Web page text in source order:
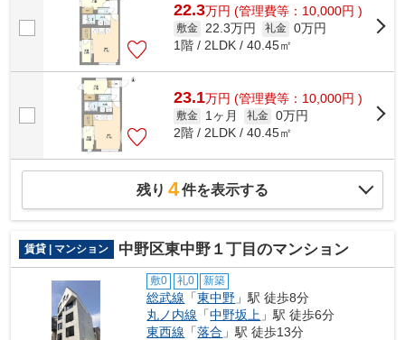
22.3万円 (管理費等：10,000円 )
敷金 22.3万円 礼金 0万円
1階 / 2LDK / 40.45㎡
23.1万円 (管理費等：10,000円 )
敷金 1ヶ月 礼金 0万円
2階 / 2LDK / 40.45㎡
残り 4件を表示する
賃貸 | マンション 中野区東中野１丁目のマンション
敷0 礼0 新築
総武線 「東中野 」駅 徒歩8分
丸ノ内線 「中野坂上 」駅 徒歩6分
東西線 「落合 」駅 徒歩13分